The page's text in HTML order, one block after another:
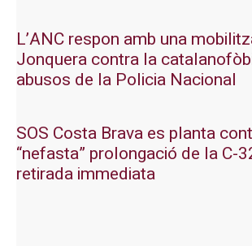
L’ANC respon amb una
Jonquera contra la
abusos de la Policia Nacional
SOS Costa Brava es planta
“nefasta” prolongació de la C-
retirada immediata